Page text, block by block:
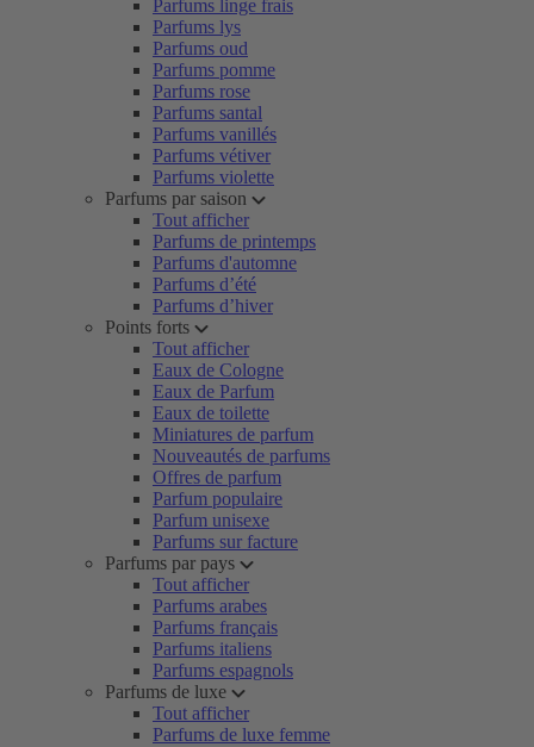
Parfums linge frais
Parfums lys
Parfums oud
Parfums pomme
Parfums rose
Parfums santal
Parfums vanillés
Parfums vétiver
Parfums violette
Parfums par saison
Tout afficher
Parfums de printemps
Parfums d'automne
Parfums d’été
Parfums d’hiver
Points forts
Tout afficher
Eaux de Cologne
Eaux de Parfum
Eaux de toilette
Miniatures de parfum
Nouveautés de parfums
Offres de parfum
Parfum populaire
Parfum unisexe
Parfums sur facture
Parfums par pays
Tout afficher
Parfums arabes
Parfums français
Parfums italiens
Parfums espagnols
Parfums de luxe
Tout afficher
Parfums de luxe femme